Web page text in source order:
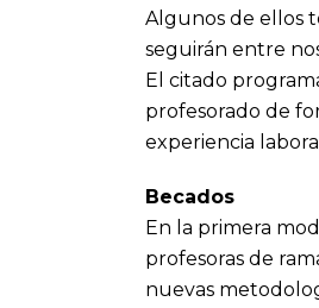
Algunos de ellos
seguirán entre
El citado
profesorado de
experiencia
Becados
En la primera
profesoras de
nuevas